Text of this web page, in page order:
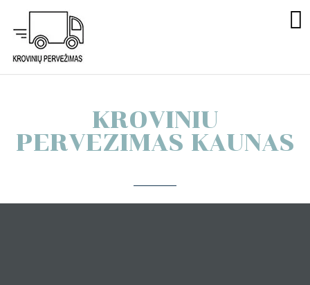
KROVINIU
PERVEZIMAS KAUNAS